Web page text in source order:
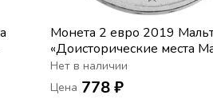
Монета 2 евро 2019
«Доисторические места
- Храм Та’ Хаджрат» (в
звезде буква "F")
Нет в наличии
Цена 778 ₽